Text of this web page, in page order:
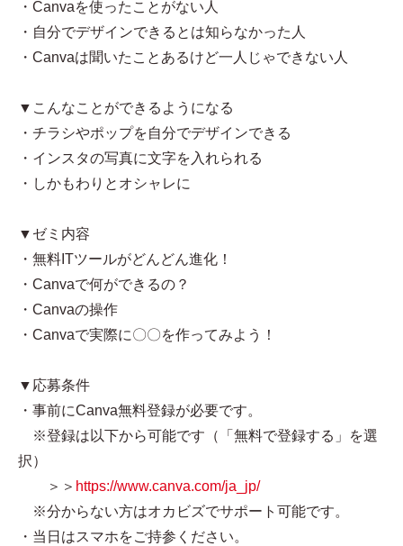
・Canvaを使ったことがない人
・自分でデザインできるとは知らなかった人
・Canvaは聞いたことあるけど一人じゃできない人
▼こんなことができるようになる
・チラシやポップを自分でデザインできる
・インスタの写真に文字を入れられる
・しかもわりとオシャレに
▼ゼミ内容
・無料ITツールがどんどん進化！
・Canvaで何ができるの？
・Canvaの操作
・Canvaで実際に〇〇を作ってみよう！
▼応募条件
・事前にCanva無料登録が必要です。
※登録は以下から可能です（「無料で登録する」を選
択）
＞＞ https://www.canva.com/ja_jp/
※分からない方はオカビズでサポート可能です。
・当日はスマホをご持参ください。